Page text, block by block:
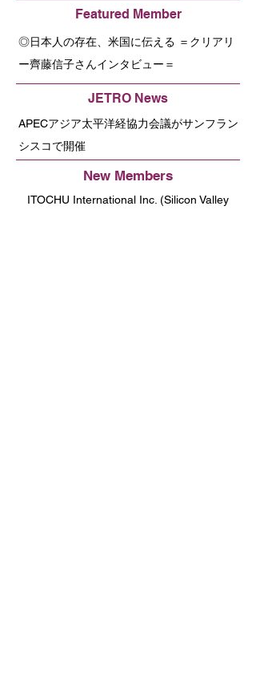
Featured Member
◎日本人の存在、米国に伝える ＝クリアリ
ー齊藤信子さんインタビュー＝
JETRO News
APECアジア太平洋経協力会議がサンフラン
シスコで開催
New Members
ITOCHU International Inc. (Silicon Valley